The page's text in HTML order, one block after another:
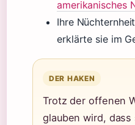
amerikanisches
Ihre
erklärte sie im
DER HAKEN
Trotz der offenen
glauben wird, dass